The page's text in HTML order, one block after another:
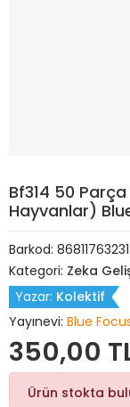
Bf314 50
Hayvanlar)
Barkod:
Kategori: Zeka
Yazar: Kolektif
Yayınevi: Blue
350,00
Ürün stokta